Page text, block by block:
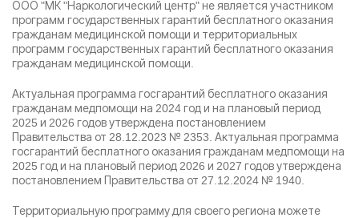
ООО "МК "Наркологический центр" не является участником
программ государственных гарантий бесплатного оказания
гражданам медицинской помощи и территориальных
программ государственных гарантий бесплатного оказания
гражданам медицинской помощи.
Актуальная программа госгарантий бесплатного оказания
гражданам медпомощи на 2024 год и на плановый период
2025 и 2026 годов утверждена постановлением
Правительства от 28.12.2023 № 2353. Актуальная программа
госгарантий бесплатного оказания гражданам медпомощи на
2025 год и на плановый период 2026 и 2027 годов утверждена
постановлением Правительства от 27.12.2024 № 1940.
Территориальную программу для своего региона можете
Нажимая кнопку я соглашаюсь с политикой
конфиденциальностиипользовательским соглашением
Вызвать специалиста
Результаты поиска (0)
конфиденциальности ипользовательским соглашением
Отправить